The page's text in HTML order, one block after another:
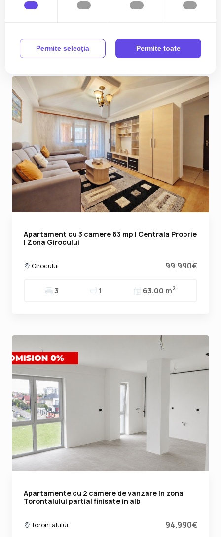
Arad 94.890€
Apartament cu 3 camere 63 mp | Centrala Proprie
| Zona Girocului
Girocului 99.990€
3 1 63.00 m2
Apartamente cu 2 camere de vanzare in zona
Torontalului partial finisate in alb
Torontalului 94.990€
Permite selecţia Permite toate